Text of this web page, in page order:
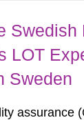
Swedish
LOT
Sweden
assurance